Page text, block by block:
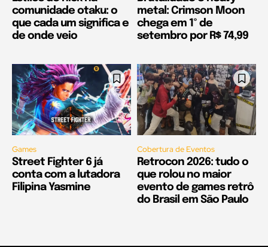
comunidade otaku: o
que cada um significa e
de onde veio
metal: Crimson Moon
chega em 1º de
setembro por R$ 74,99
Games
Street Fighter 6 já
conta com a lutadora
Filipina Yasmine
Cobertura de Eventos
Retrocon 2026: tudo o
que rolou no maior
evento de games retrô
do Brasil em São Paulo